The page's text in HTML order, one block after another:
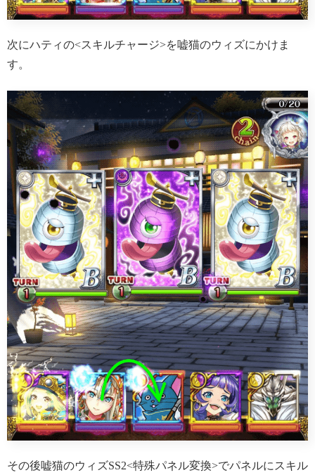
次にハティの<スキルチャージ>を嘘猫のウィズにかけま
す。
その後嘘猫のウィズSS2<特殊パネル変換>でパネルにスキル